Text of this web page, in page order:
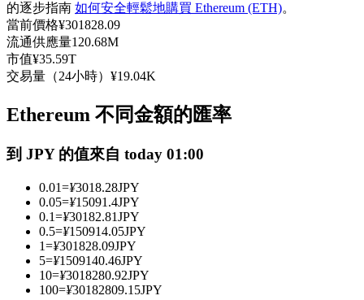
與頂尖交易專家同行
成為跟單交易員
的逐步指南 如何安全輕鬆地購買 Ethereum (ETH)。
當前價格¥301828.09
流通供應量120.68M
市值¥35.59T
交易量（24小時） ¥19.04K
Ethereum 不同金額的匯率
到 JPY 的值來自 today 01:00
0.01=¥3018.28JPY
0.05=¥15091.4JPY
0.1=¥30182.81JPY
0.5=¥150914.05JPY
1=¥301828.09JPY
5=¥1509140.46JPY
10=¥3018280.92JPY
100=¥30182809.15JPY